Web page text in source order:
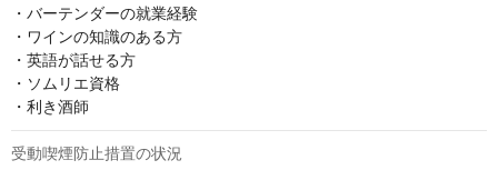
・バーテンダーの就業経験
・ワインの知識のある方
・英語が話せる方
・ソムリエ資格
・利き酒師
受動喫煙防止措置の状況